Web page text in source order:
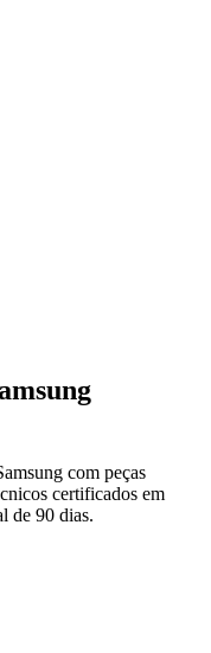
com peças
certificados em
de 90 dias.